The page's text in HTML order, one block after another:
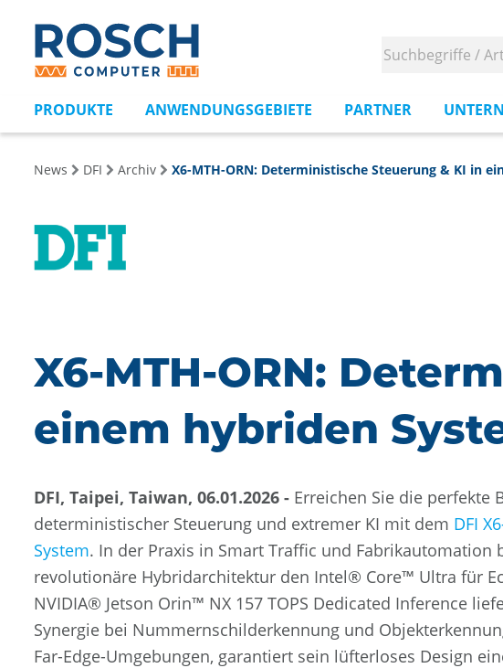
PRODUKTE ANWENDUNGSGEBIETE PARTNER
News DFI Archiv X6-MTH-ORN: Deterministische Steuerung & KI in
X6-MTH-ORN:
einem hybriden
DFI, Taipei, Taiwan, 06.01.2026 - Erreichen Sie die perfekte
deterministischer Steuerung und extremer KI mit dem DFI
System. In der Praxis in Smart Traffic und Fabrikautomation
revolutionäre Hybridarchitektur den Intel® Core™ Ultra für
NVIDIA® Jetson Orin™ NX 157 TOPS Dedicated Inference
Synergie bei Nummernschilderkennung und
Far-Edge-Umgebungen, garantiert sein lüfterloses Design